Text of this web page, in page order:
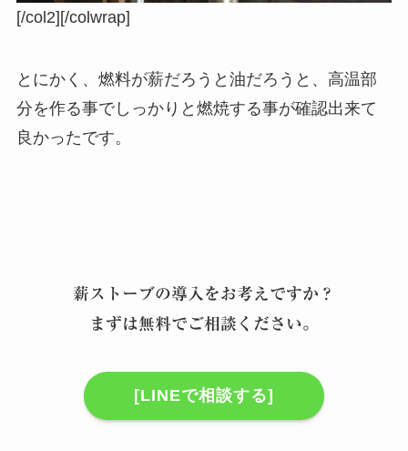
[/col2][/colwrap]
とにかく、燃料が薪だろうと油だろうと、高温部
分を作る事でしっかりと燃焼する事が確認出来て
良かったです。
薪ストーブの導入をお考えですか？
まずは無料でご相談ください。
[LINEで相談する]